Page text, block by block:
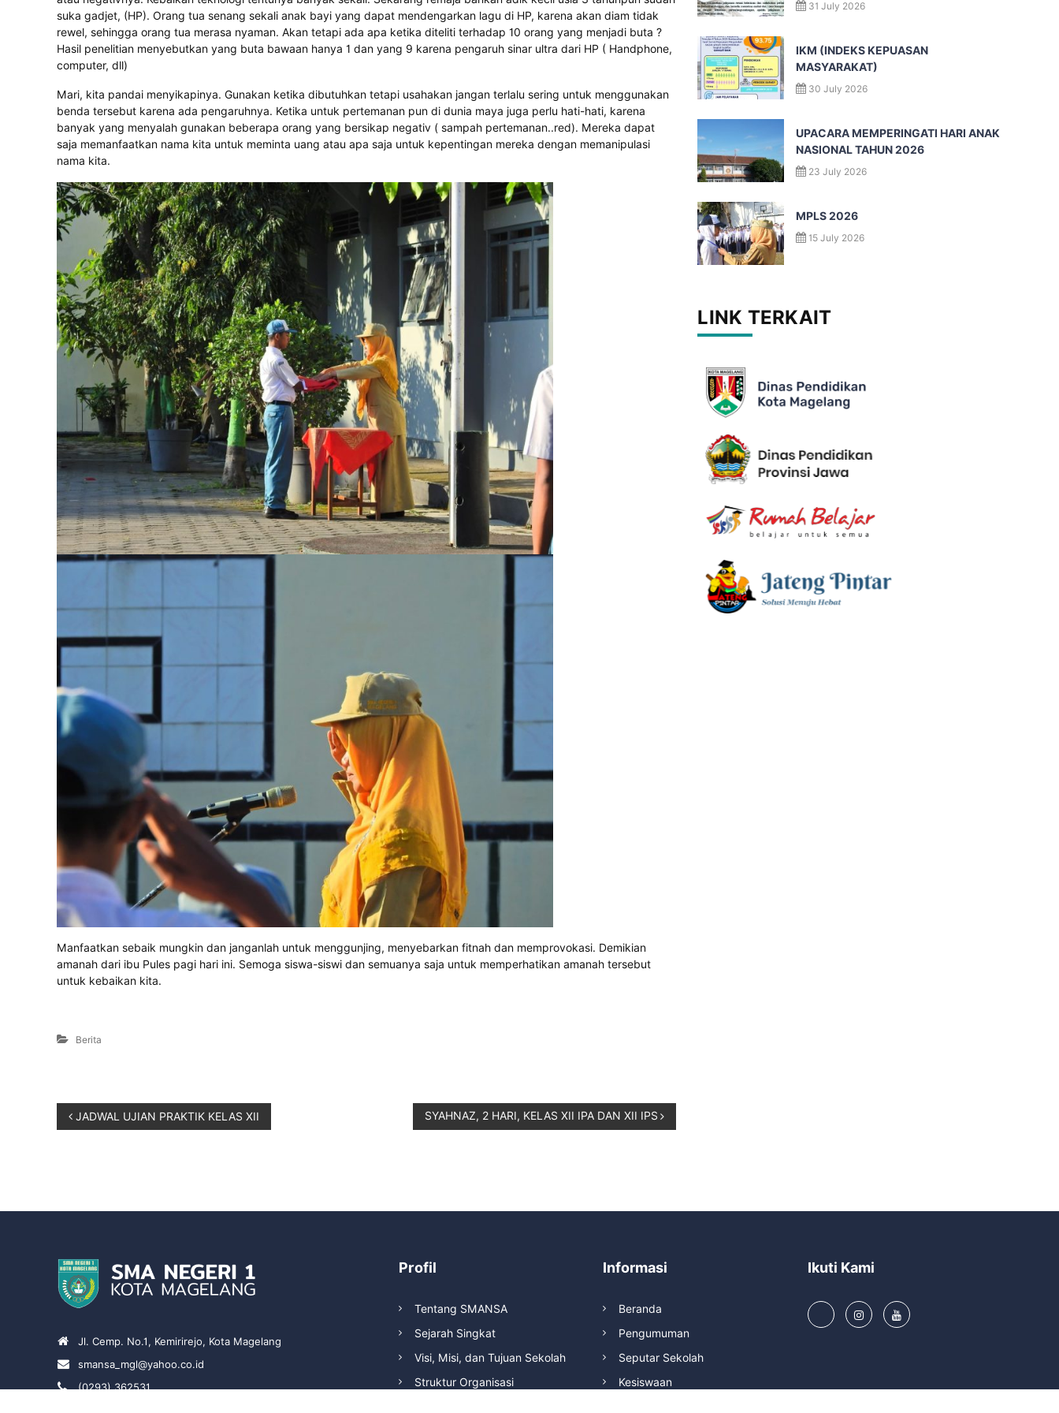
suka gadjet, (HP). Orang tua senang sekali anak bayi yang dapat mendengarkan lagu di HP, karena akan diam tidak
rewel, sehingga orang tua merasa nyaman. Akan tetapi ada apa ketika diteliti terhadap 10 orang yang menjadi buta ?
Hasil penelitian menyebutkan yang buta bawaan hanya 1 dan yang 9 karena pengaruh sinar ultra dari HP ( Handphone,
computer, dll)
Mari, kita pandai menyikapinya. Gunakan ketika dibutuhkan tetapi usahakan jangan terlalu sering untuk menggunakan
benda tersebut karena ada pengaruhnya. Ketika untuk pertemanan pun di dunia maya juga perlu hati-hati, karena
banyak yang menyalah gunakan beberapa orang yang bersikap negativ ( sampah pertemanan..red). Mereka dapat
saja memanfaatkan nama kita untuk meminta uang atau apa saja untuk kepentingan mereka dengan memanipulasi
nama kita.
Manfaatkan sebaik mungkin dan janganlah untuk menggunjing, menyebarkan fitnah dan memprovokasi. Demikian
amanah dari ibu Pules pagi hari ini. Semoga siswa-siswi dan semuanya saja untuk memperhatikan amanah tersebut
untuk kebaikan kita.
Berita
JADWAL UJIAN PRAKTIK KELAS XII SYAHNAZ, 2 HARI, KELAS XII IPA DAN XII IPS
31 July 2026
IKM (INDEKS KEPUASAN
MASYARAKAT)
30 July 2026
UPACARA MEMPERINGATI HARI ANAK
NASIONAL TAHUN 2026
23 July 2026
MPLS 2026
15 July 2026
LINK TERKAIT
Jl. Cemp. No.1, Kemirirejo, Kota Magelang
smansa_mgl@yahoo.co.id
(0293) 362531
Profil
Tentang SMANSA
Sejarah Singkat
Visi, Misi, dan Tujuan Sekolah
Struktur Organisasi
Informasi
Beranda
Pengumuman
Seputar Sekolah
Kesiswaan
Ikuti Kami